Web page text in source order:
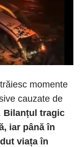
momente
cauzate de
Bilanțul tragic
iar până în
viața în